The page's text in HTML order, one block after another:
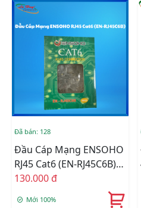
Đã bán: 128
Đầu Cáp Mạng ENSOHO
RJ45 Cat6 (EN-RJ45C6B)
(100 Cái)
130.000 đ
Mới 100%